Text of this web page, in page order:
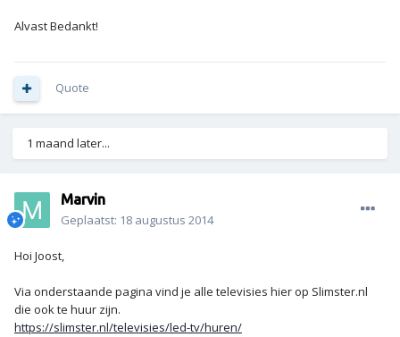
Alvast Bedankt!
Quote
1 maand later...
Marvin
Geplaatst: 18 augustus 2014
Hoi Joost,
Via onderstaande pagina vind je alle televisies hier op Slimster.nl
die ook te huur zijn.
https://slimster.nl/televisies/led-tv/huren/